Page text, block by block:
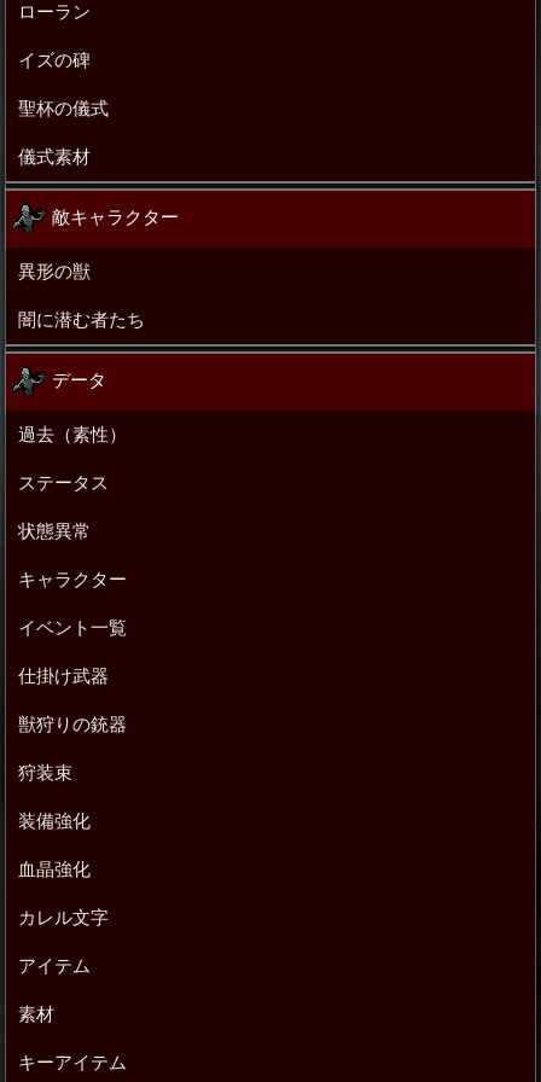
ローラン
イズの碑
聖杯の儀式
儀式素材
敵キャラクター
異形の獣
闇に潜む者たち
データ
過去（素性）
ステータス
状態異常
キャラクター
イベント一覧
仕掛け武器
獣狩りの銃器
狩装束
装備強化
血晶強化
カレル文字
アイテム
素材
キーアイテム